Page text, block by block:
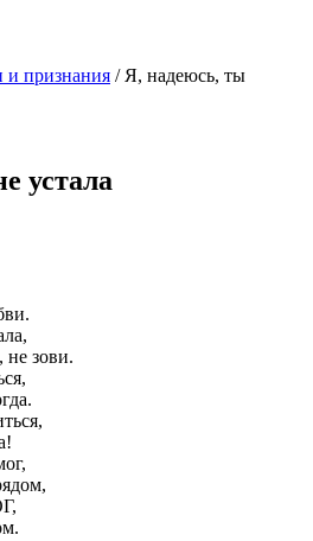
признания / Я, надеюсь, ты
устала
не зови.